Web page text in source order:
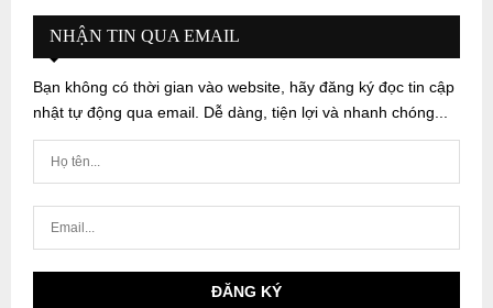
NHẬN TIN QUA EMAIL
Bạn không có thời gian vào website, hãy đăng ký đọc tin cập
nhật tự động qua email. Dễ dàng, tiện lợi và nhanh chóng...